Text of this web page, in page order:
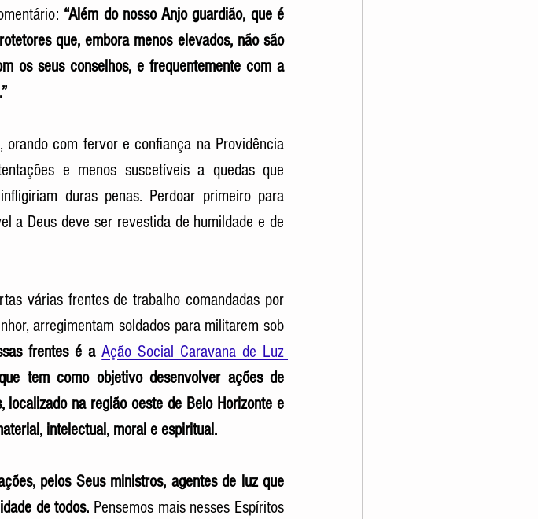
“Além do nosso Anjo guardião, que é
que, embora menos elevados, não são
os seus conselhos, e frequentemente com a
com fervor e confiança na Providência
e menos suscetíveis a quedas que
duras penas. Perdoar primeiro para
a Deus deve ser revestida de humildade e de
várias frentes de trabalho comandadas por
arregimentam soldados para militarem sob
frentes é a Ação Social Caravana de Luz
tem como objetivo desenvolver ações de
na região oeste de Belo Horizonte e
intelectual, moral e espiritual.
pelos Seus ministros, agentes de luz que
de todos. Pensemos mais nesses Espíritos